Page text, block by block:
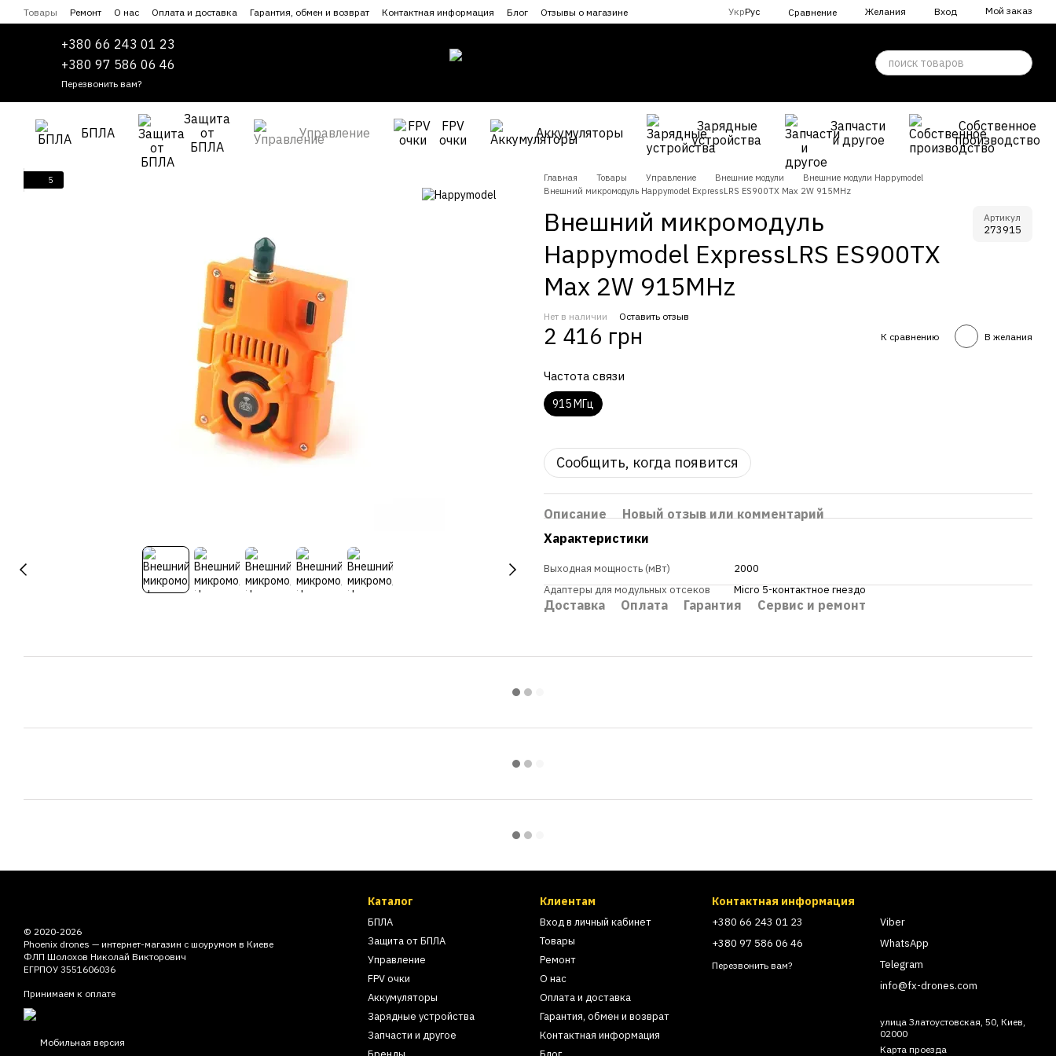
Перейти к основному контенту
Товары Ремонт О нас Оплата и доставка Гарантия, обмен и возврат Контактная информация Блог
Отзывы о магазине
Сотрудничество
Пользовательское соглашение
УкрРус Сравнение Желания Вход Мой заказ
+380 66 243 01 23
+380 97 586 06 46
Перезвонить вам?
БПЛА
Защита
от
БПЛА
Управление
FPV
очки
Аккумуляторы
Зарядные
устройства
Запчасти
и другое
Собственное
производство
5 Главная Товары Управление Внешние модули
Внешние модули Happymodel
Внешний микромодуль Happymodel ExpressLRS ES900TX Max 2W 915MHz
Внешний микромодуль
Happymodel ExpressLRS ES900TX
Max 2W 915MHz
Артикул
273915
Нет в наличии Оставить отзыв
2 416 грн К сравнению В желания
Частота связи
915 МГц
Сообщить, когда появится
Описание
Новый отзыв или комментарий
Характеристики
Выходная мощность (мВт)
2000
Адаптеры для модульных отсеков
Micro 5-контактное гнездо
Доставка Оплата Гарантия Сервис и ремонт
© 2020-2026
Phoenix drones — интернет-магазин с шоурумом в Киеве
ФЛП Шолохов Николай Викторович
ЕГРПОУ 3551606036
Принимаем к оплате
Мобильная версия
Каталог
БПЛА
Защита от БПЛА
Управление
FPV очки
Аккумуляторы
Зарядные устройства
Запчасти и другое
Клиентам
Вход в личный кабинет
Товары
Ремонт
О нас
Оплата и доставка
Гарантия, обмен и возврат
Контактная информация
Контактная информация
+380 66 243 01 23
+380 97 586 06 46
Перезвонить вам?
Viber
WhatsApp
Telegram
info@fx-drones.com
улица Златоустовская, 50, Киев,
02000
Карта проезда